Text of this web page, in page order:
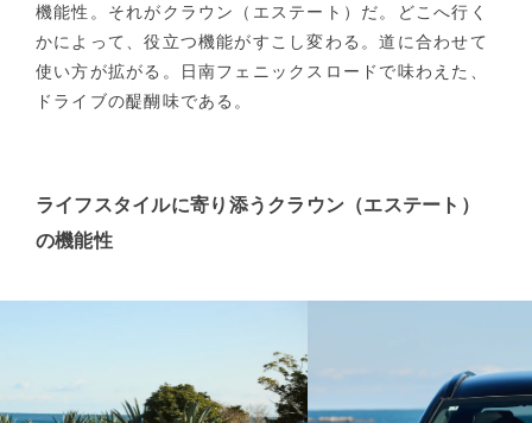
機能性。それがクラウン（エステート）だ。どこへ行く
かによって、役立つ機能がすこし変わる。道に合わせて
使い方が拡がる。日南フェニックスロードで味わえた、
ドライブの醍醐味である。
ライフスタイルに寄り添うクラウン（エステート）
の機能性